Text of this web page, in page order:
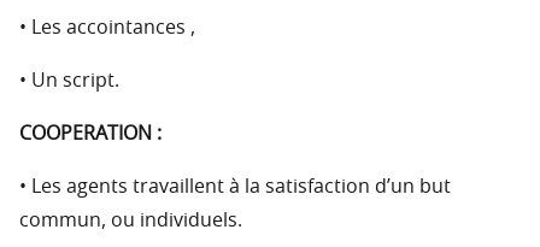
• Les accointances ,
• Un script.
COOPERATION :
• Les agents travaillent à la satisfaction d’un but
commun, ou individuels.